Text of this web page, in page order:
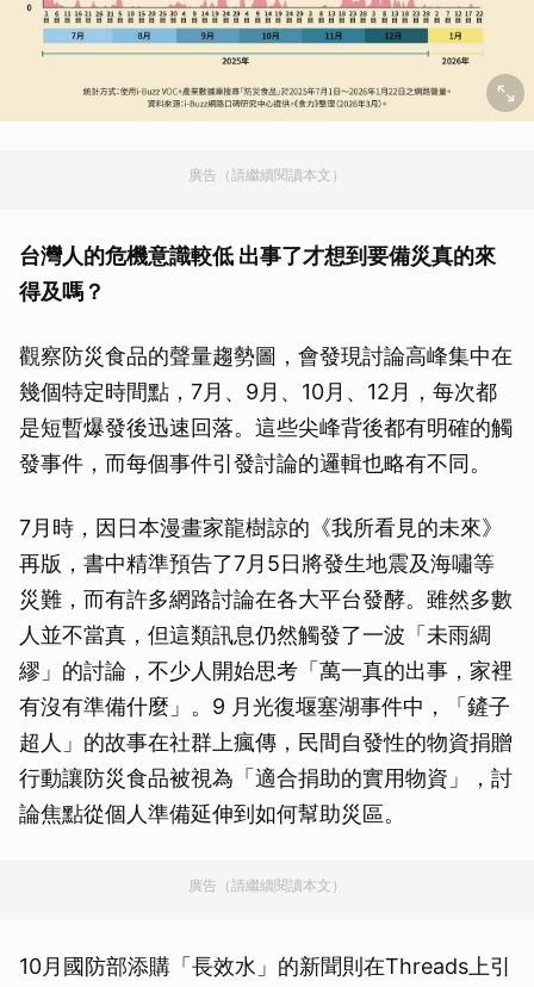
廣告（請繼續閱讀本文）
台灣人的危機意識較低 出事了才想到要備災真的來
得及嗎？
觀察防災食品的聲量趨勢圖，會發現討論高峰集中在
幾個特定時間點，7月、9月、10月、12月，每次都
是短暫爆發後迅速回落。這些尖峰背後都有明確的觸
發事件，而每個事件引發討論的邏輯也略有不同。
7月時，因日本漫畫家龍樹諒的《我所看見的未來》
再版，書中精準預告了7月5日將發生地震及海嘯等
災難，而有許多網路討論在各大平台發酵。雖然多數
人並不當真，但這類訊息仍然觸發了一波「未雨綢
繆」的討論，不少人開始思考「萬一真的出事，家裡
有沒有準備什麼」。9 月光復堰塞湖事件中，「鏟子
超人」的故事在社群上瘋傳，民間自發性的物資捐贈
行動讓防災食品被視為「適合捐助的實用物資」，討
論焦點從個人準備延伸到如何幫助災區。
廣告（請繼續閱讀本文）
10月國防部添購「長效水」的新聞則在Threads上引